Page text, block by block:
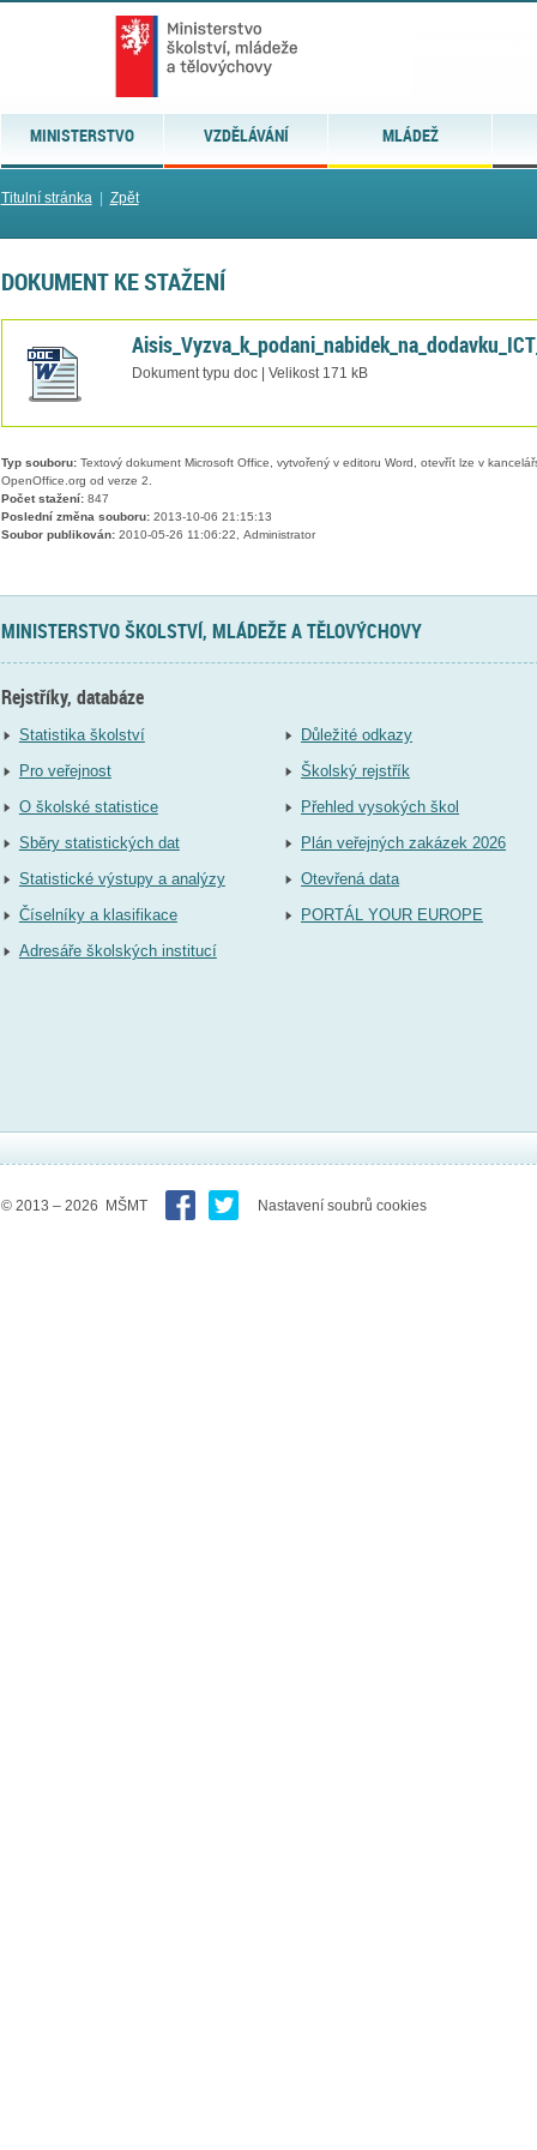
MINISTERSTVO VZDĚLÁVÁNÍ MLÁDEŽ
Titulní stránka| Zpět
DOKUMENT KE STAŽENÍ
Dokument typu doc | Velikost 171 kB
Typ souboru:Textový dokument Microsoft Office, vytvořený v editoru Word, otevřít lze v
OpenOffice.org od verze 2.
Počet stažení:847
Poslední změna souboru:2013-10-06 21:15:13
Soubor publikován:2010-05-26 11:06:22, Administrator
MINISTERSTVO ŠKOLSTVÍ, MLÁDEŽE A TĚLOVÝCHOVY
Rejstříky, databáze
Statistika školství
Pro veřejnost
O školské statistice
Sběry statistických dat
Statistické výstupy a analýzy
Číselníky a klasifikace
Adresáře školských institucí
Důležité odkazy
Školský rejstřík
Přehled vysokých škol
Plán veřejných zakázek 2026
Otevřená data
PORTÁL YOUR EUROPE
© 2013 – 2026 MŠMT Nastavení soubrů cookies